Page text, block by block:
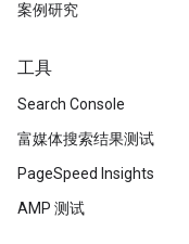
案例研究
工具
Search Console
富媒体搜索结果测试
PageSpeed Insights
AMP 测试